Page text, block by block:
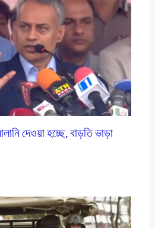
দেওয়া হচ্ছে, বাড়তি ভাড়া